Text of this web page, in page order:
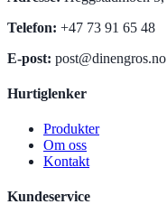
Telefon: +47 73 91 65 48
E-post: post@dinengros.no
Hurtiglenker
Produkter
Om oss
Kontakt
Kundeservice